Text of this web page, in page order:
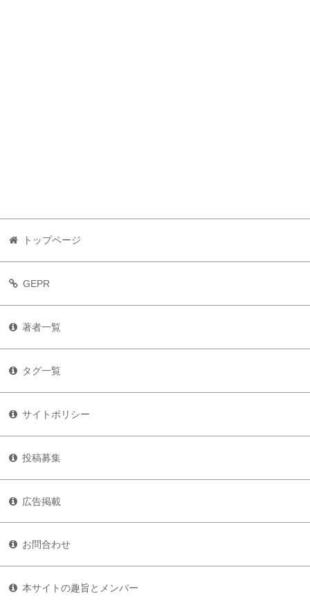
トップページ
GEPR
著者一覧
タグ一覧
サイトポリシー
投稿募集
広告掲載
お問合わせ
本サイトの趣旨とメンバー